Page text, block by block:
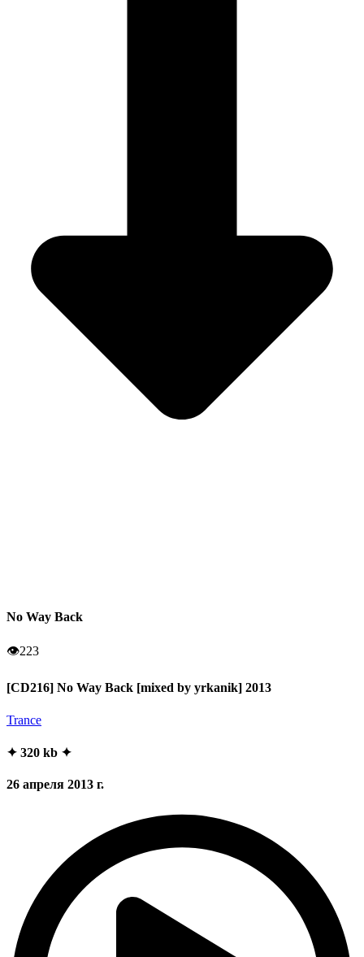
No Way Back
👁223
[CD216] No Way Back [mixed by yrkanik] 2013
Trance
✦ 320 kb ✦
26 апреля 2013 г.